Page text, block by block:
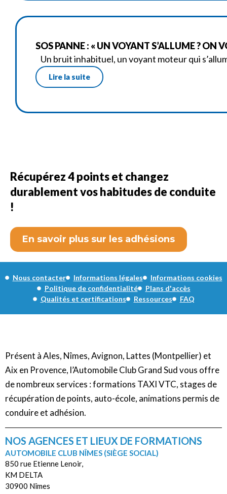
SOS PANNE : « UN VOYANT S’ALLUME ? ON
Un bruit inhabituel, un voyant moteur qui
Lire la suite
Récupérez 4 points et changez
durablement vos habitudes de conduite
!
En savoir plus sur les adhésions
Nous contacter Informations légales
Informations cookies
Politique de confidentialité
Plans d'accès
Qualités et certifications
Ressources FAQ
Présent à Ales, Nîmes, Avignon, Lattes (Montpellier) et
Aix en Provence, l’Automobile Club Grand Sud vous offre
de nombreux services : formations TAXI VTC, stages de
récupération de points, auto-école, animations permis de
conduire et adhésion.
NOS AGENCES ET LIEUX DE FORMATIONS
AUTOMOBILE CLUB NÎMES (SIÈGE SOCIAL)
850 rue Etienne Lenoir,
KM DELTA
30900 Nîmes